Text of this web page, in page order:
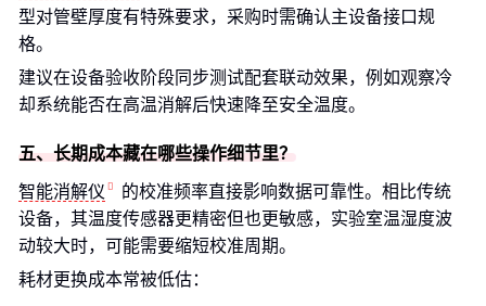
型对管壁厚度有特殊要求，采购时需确认主设备接口规
格。
建议在设备验收阶段同步测试配套联动效果，例如观察冷
却系统能否在高温消解后快速降至安全温度。
五、长期成本藏在哪些操作细节里？
智能消解仪
的校准频率直接影响数据可靠性。相比传统
设备，其温度传感器更精密但也更敏感，实验室温湿度波
动较大时，可能需要缩短校准周期。
耗材更换成本常被低估：